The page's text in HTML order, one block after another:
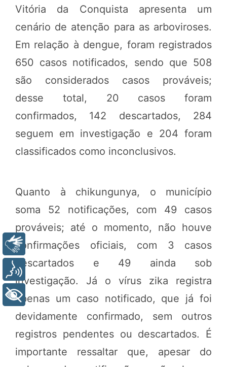
Vitória da Conquista apresenta um
cenário de atenção para as arboviroses.
Em relação à dengue, foram registrados
650 casos notificados, sendo que 508
são considerados casos prováveis;
desse total, 20 casos foram
confirmados, 142 descartados, 284
seguem em investigação e 204 foram
classificados como inconclusivos.
Quanto à chikungunya, o município
soma 52 notificações, com 49 casos
prováveis; até o momento, não houve
confirmações oficiais, com 3 casos
descartados e 49 ainda sob
investigação. Já o vírus zika registra
apenas um caso notificado, que já foi
devidamente confirmado, sem outros
registros pendentes ou descartados. É
importante ressaltar que, apesar do
Libras
Voz
+ Acessibilidade